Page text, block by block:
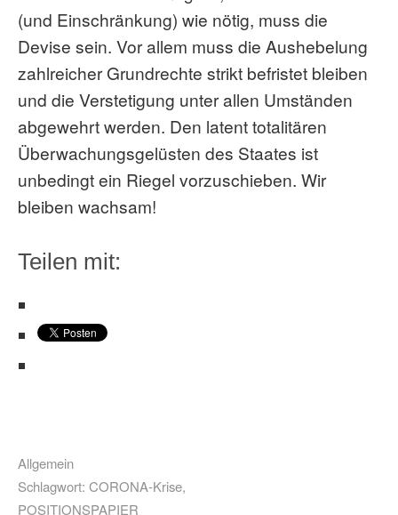
(und Einschränkung) wie nötig, muss die
Devise sein. Vor allem muss die Aushebelung
zahlreicher Grundrechte strikt befristet bleiben
und die Verstetigung unter allen Umständen
abgewehrt werden. Den latent totalitären
Überwachungsgelüsten des Staates ist
unbedingt ein Riegel vorzuschieben. Wir
bleiben wachsam!
Teilen mit:
Allgemein
Schlagwort: CORONA-Krise,
POSITIONSPAPIER